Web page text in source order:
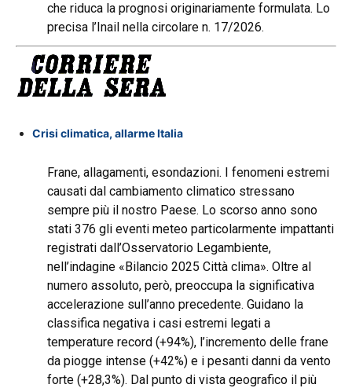
che riduca la prognosi originariamente formulata. Lo
precisa l’Inail nella circolare n. 17/2026.
Crisi climatica, allarme Italia
Frane, allagamenti, esondazioni. I fenomeni estremi
causati dal cambiamento climatico stressano
sempre più il nostro Paese. Lo scorso anno sono
stati 376 gli eventi meteo particolarmente impattanti
registrati dall’Osservatorio Legambiente,
nell’indagine «Bilancio 2025 Città clima». Oltre al
numero assoluto, però, preoccupa la significativa
accelerazione sull’anno precedente. Guidano la
classifica negativa i casi estremi legati a
temperature record (+94%), l’incremento delle frane
da piogge intense (+42%) e i pesanti danni da vento
forte (+28,3%). Dal punto di vista geografico il più